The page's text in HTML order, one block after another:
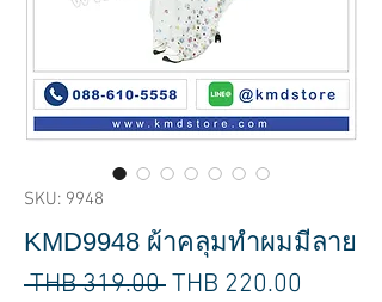
SKU: 9948
KMD9948 ผ้าคลุมทำผมมีลาย
THB 319.00 Regular
THB 220.00